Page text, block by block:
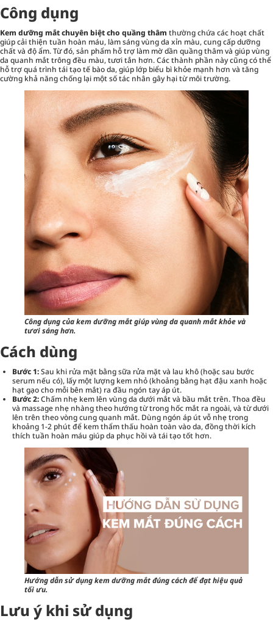
Công dụng
Kem dưỡng mắt chuyên biệt cho quầng thâm thường chứa các hoạt chất
giúp cải thiện tuần hoàn máu, làm sáng vùng da xỉn màu, cung cấp dưỡng
chất và độ ẩm. Từ đó, sản phẩm hỗ trợ làm mờ dần quầng thâm và giúp vùng
da quanh mắt trông đều màu, tươi tắn hơn. Các thành phần này cũng có thể
hỗ trợ quá trình tái tạo tế bào da, giúp lớp biểu bì khỏe mạnh hơn và tăng
cường khả năng chống lại một số tác nhân gây hại từ môi trường.
Công dụng của kem dưỡng mắt giúp vùng da quanh mắt khỏe và
tươi sáng hơn.
Cách dùng
Bước 1:Sau khi rửa mặt bằngsữa rửa mặtvà lau khô (hoặc sau bước
serum nếu có), lấy một lượng kem nhỏ (khoảng bằng hạt đậu xanh hoặc
hạt gạo cho mỗi bên mắt) ra đầu ngón tay áp út.
Bước 2:Chấm nhẹ kem lên vùng da dưới mắt và bầu mắt trên. Thoa đều
và massage nhẹ nhàng theo hướng từ trong hốc mắt ra ngoài, và từ dưới
lên trên theo vòng cung quanh mắt. Dùng ngón áp út vỗ nhẹ trong
khoảng 1-2 phút để kem thẩm thấu hoàn toàn vào da, đồng thời kích
thích tuần hoàn máu giúp da phục hồi và tái tạo tốt hơn.
Hướng dẫn sử dụng kem dưỡng mắt đúng cách để đạt hiệu quả
tối ưu.
Lưu ý khi sử dụng